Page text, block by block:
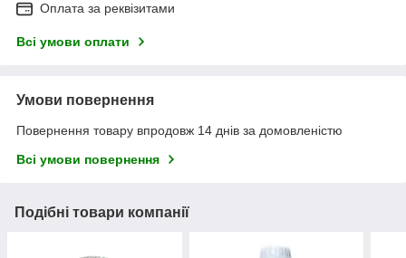
Оплата за реквізитами
Всі умови оплати
Умови повернення
Повернення товару впродовж 14 днів за домовленістю
Всі умови повернення
Подібні товари компанії